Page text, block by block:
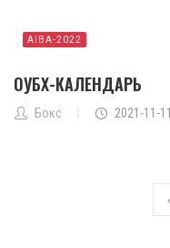
AIBA-2022
ОУБХ-КАЛЕНДАРЬ
Бокс 2021-11-11